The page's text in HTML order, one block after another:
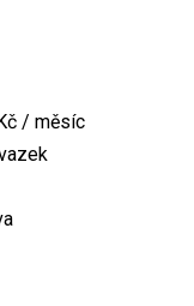
/ měsíc